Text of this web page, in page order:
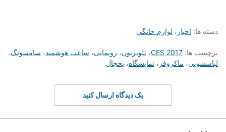
دسته ها: اخبار ، لوازم خانگی
برچسب ها: CES 2017، تلویزیون، رونمایی، ساعت هوشمند، سامسونگ،
لباسشویی، ماکروفر ، نمایشگاه، یخچال
یک دیدگاه ارسال کنید